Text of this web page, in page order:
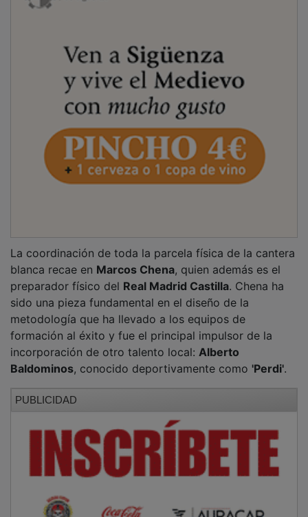
blanca recae en Marcos Chena, quien además es el
preparador físico delReal Madrid Castilla. Chena ha
sido una pieza fundamental en el diseño de la
metodología que ha llevado a los equipos de
formación al éxito y fue el principal impulsor de la
incorporación de otro talento local: Alberto
Baldominos, conocido deportivamente como